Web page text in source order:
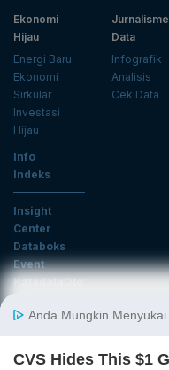
Ekonomi
Hijau
Energi Baru
Ekonomi
Sirkular
Investasi
Hijau
Jurnalisme
Data
Infografik
Analisis
Cek Data
Info
Indeks
Insight
Center
Databoks
Event
KatadataOto
Email